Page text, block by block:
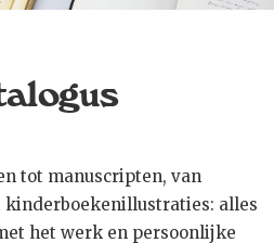
tot manuscripten, van
alles
het werk en persoonlijke